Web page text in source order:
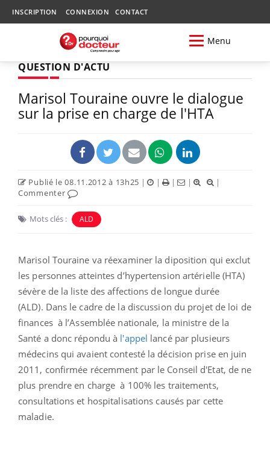
INSCRIPTION CONNEXION CONTACT
Menu
QUESTION D'ACTU
Marisol Touraine ouvre le dialogue
sur la prise en charge de l'HTA
Publié le 08.11.2012 à 13h25 | | | |
|
Commenter
Mots clés : ALD
Marisol Touraine va réexaminer la diposition qui exclut
les personnes atteintes d’hypertension artérielle (HTA)
sévère de la liste des affections de longue durée
(ALD). Dans le cadre de la discussion du projet de loi de
finances à l’Assemblée nationale, la ministre de la
Santé a donc répondu à l'appel lancé par plusieurs
médecins qui avaient contesté la décision prise en juin
2011, confirmée récemment par le Conseil d'Etat, de ne
plus prendre en charge à 100% les traitements,
consultations et hospitalisations causés par cette
maladie.